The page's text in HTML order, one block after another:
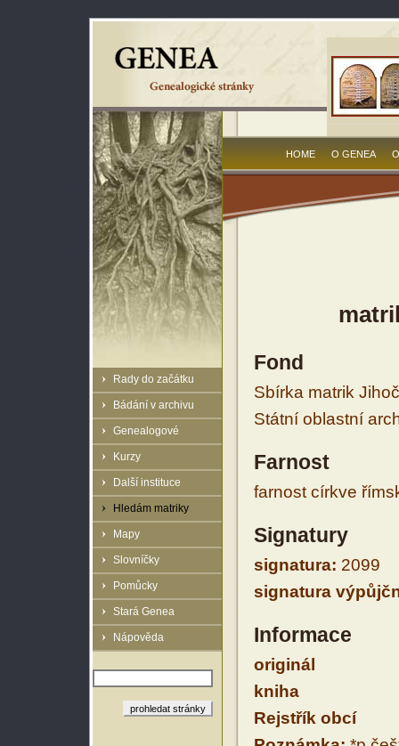
Rady do začátku
Bádání v archivu
Genealogové
Kurzy
Další instituce
Hledám matriky
Mapy
Slovníčky
Pomůcky
Stará Genea
Nápověda
HOME O GENEA
Fond
Sbírka matrik
Státní oblastní
Farnost
farnost církve
Signatury
signatura: 2099
signatura
Informace
originál
kniha
Rejstřík obcí